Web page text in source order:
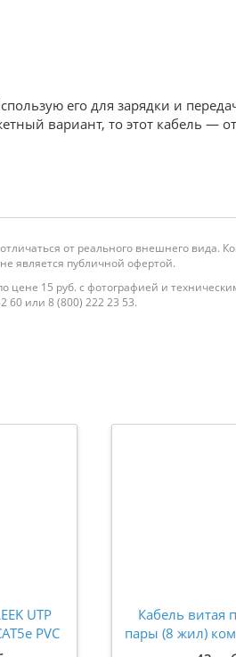
его для зарядки и
вариант, то этот кабель —
от реального внешнего
является публичной офертой.
15 руб. с фотографией и
60 или 8 (800) 222 23 53.
UTP
PVC
Кабель витая
пары (8 жил)
CAT5e